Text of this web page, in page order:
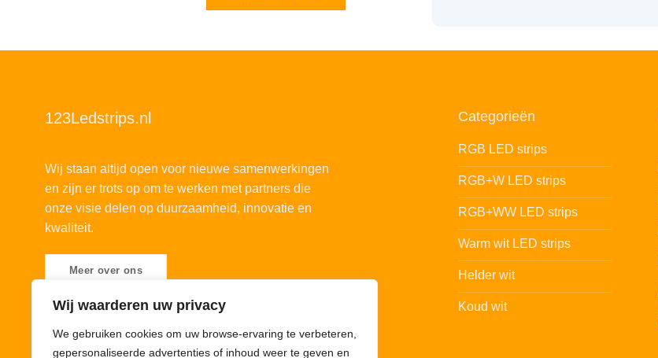
Wij waarderen uw privacy
We gebruiken cookies om uw browse-ervaring te verbeteren,
gepersonaliseerde advertenties of inhoud weer te geven en
123Ledstrips.nl
Wij staan altijd open voor nieuwe samenwerkingen
en zijn er trots op om te werken met partners die
onze visie delen op duurzaamheid, innovatie en
kwaliteit.
Meer over ons
Categorieën
RGB LED strips
RGB+W LED strips
RGB+WW LED strips
Warm wit LED strips
Helder wit
Koud wit